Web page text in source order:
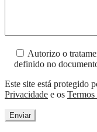
Autorizo o
definido no
Este site está protegido
Privacidade e os